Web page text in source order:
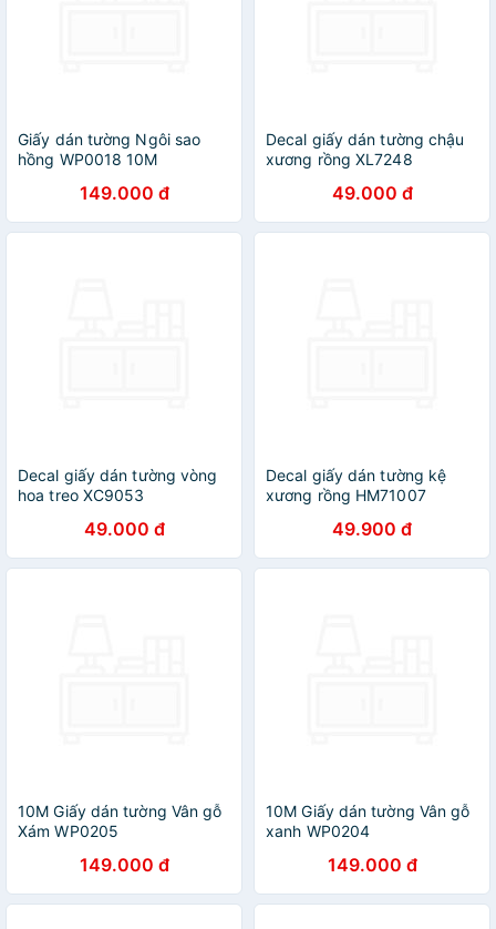
Giấy dán tường Ngôi sao
hồng WP0018 10M
149.000 đ
Decal giấy dán tường chậu
xương rồng XL7248
49.000 đ
Decal giấy dán tường vòng
hoa treo XC9053
49.000 đ
Decal giấy dán tường kệ
xương rồng HM71007
49.900 đ
10M Giấy dán tường Vân gỗ
Xám WP0205
149.000 đ
10M Giấy dán tường Vân gỗ
xanh WP0204
149.000 đ